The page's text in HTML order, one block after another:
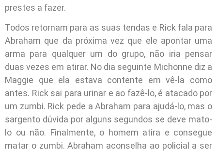
prestes a fazer.
Todos retornam para as suas tendas e Rick fala para
Abraham que da próxima vez que ele apontar uma
arma para qualquer um do grupo, não iria pensar
duas vezes em atirar. No dia seguinte Michonne diz a
Maggie que ela estava contente em vê-la como
antes. Rick sai para urinar e ao fazê-lo, é atacado por
um zumbi. Rick pede a Abraham para ajudá-lo, mas o
sargento dúvida por alguns segundos se deve mato-
lo ou não. Finalmente, o homem atira e consegue
matar o zumbi. Abraham aconselha ao policial a ser